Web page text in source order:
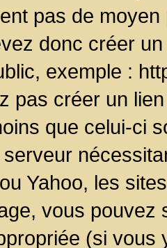
pas de
donc créer
exemple :
pas créer un
que celui-ci
Yahoo, les
vous pouvez
(si vous